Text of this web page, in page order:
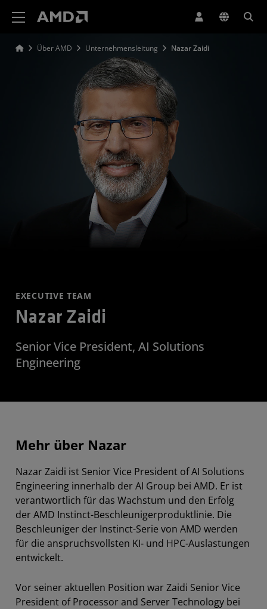
Über AMD Unternehmensleitung Nazar Zaidi
EXECUTIVE TEAM
Nazar Zaidi
Senior Vice President, AI Solutions
Engineering
Mehr über Nazar
Nazar Zaidi ist Senior Vice President of AI Solutions
Engineering innerhalb der AI Group bei AMD. Er ist
verantwortlich für das Wachstum und den Erfolg
der AMD Instinct-Beschleunigerproduktlinie. Die
Beschleuniger der Instinct-Serie von AMD werden
für die anspruchsvollsten KI- und HPC-Auslastungen
entwickelt.
Vor seiner aktuellen Position war Zaidi Senior Vice
President of Processor and Server Technology bei